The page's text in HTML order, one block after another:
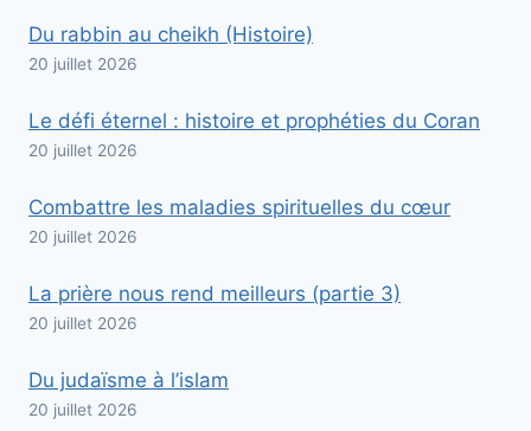
Du rabbin au cheikh (Histoire)
20 juillet 2026
Le défi éternel : histoire et prophéties du Coran
20 juillet 2026
Combattre les maladies spirituelles du cœur
20 juillet 2026
La prière nous rend meilleurs (partie 3)
20 juillet 2026
Du judaïsme à l’islam
20 juillet 2026